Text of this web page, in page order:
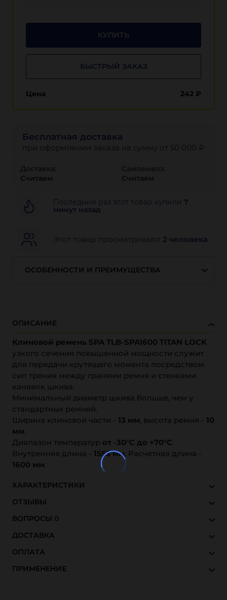
КУПИТЬ
БЫСТРЫЙ ЗАКАЗ
Цена 242 ₽
Бесплатная доставка
при оформлении заказа на сумму от 50 000 ₽
Доставка:
Считаем
Самовывоз:
Считаем
Последний раз этот товар купили 7
минут назад
Этот товар просматривают 2 человека
ОСОБЕННОСТИ И ПРЕИМУЩЕСТВА
ОПИСАНИЕ
Клиновой ремень SPA TLB-SPA1600 TITAN LOCK
узкого сечения повышенной мощности служит
для передачи крутящего момента посредством
сил трения между гранями ремня и стенками
канавок шкива.
Минимальный диаметр шкива больше, чем у
стандартных ремней.
Ширина клиновой части - 13 мм, высота ремня - 10
мм.
Диапазон температур от -30°C до +70°C.
Внутренняя длина - 1555мм. Расчетная длина -
1600 мм.
ХАРАКТЕРИСТИКИ
ОТЗЫВЫ
ВОПРОСЫ 0
ДОСТАВКА
ОПЛАТА
ПРИМЕНЕНИЕ